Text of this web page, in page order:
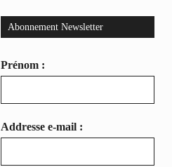
Abonnement Newsletter
Prénom :
Addresse e-mail :